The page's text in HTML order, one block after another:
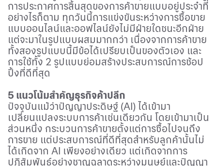
การประกาศการสิ้นสุดของการค้าขายแบบอยู่ประจำที่
อย่างไรก็ตาม ทุกวันนี้การแข่งขันระหว่างการซื้อขาย
แบบออนไลน์และออฟไลน์ยังไม่มีฝ่ายใดชนะอีกฝ่าย
แต่จะมาในรูปแบบผสมมากกว่า เนื่องจากการค้าขาย
ทั้งสองรูปแบบนี้มีข้อได้เปรียบเป็นของตัวเอง และ
การใช้ทั้ง 2 รูปแบบย่อมสร้างประสบการณ์การช้อป
ปิ้งที่ดีที่สุด
5 แนวโน้มสำคัญธุรกิจค้าปลีก
ปัจจุบันแม้ว่าปัญญาประดิษฐ์ (AI) ได้เข้ามา
เปลี่ยนแปลงระบบการค้าเช่นเดียวกัน โดยเข้ามาเป็น
ส่วนหนึ่ง กระบวนการค้าขายตั้งแต่การซื้อไปจนถึง
การขาย แต่ประสบการณ์ที่ดีที่สุดสำหรับลูกค้านั้นไม่
ได้เกิดจาก AI เพียงอย่างเดียว แต่เกิดจากการ
ปฏิสัมพันธ์อย่างชาญฉลาดระหว่างมนุษย์และปัญญา